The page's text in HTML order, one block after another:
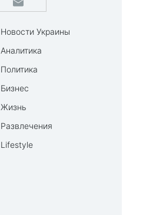
Новости Украины
Аналитика
Политика
Бизнес
Жизнь
Развлечения
Lifestyle